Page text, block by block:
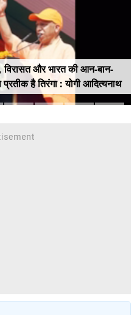
विरासत और भारत की आन-बान-
है तिरंगा : योगी आदित्यनाथ